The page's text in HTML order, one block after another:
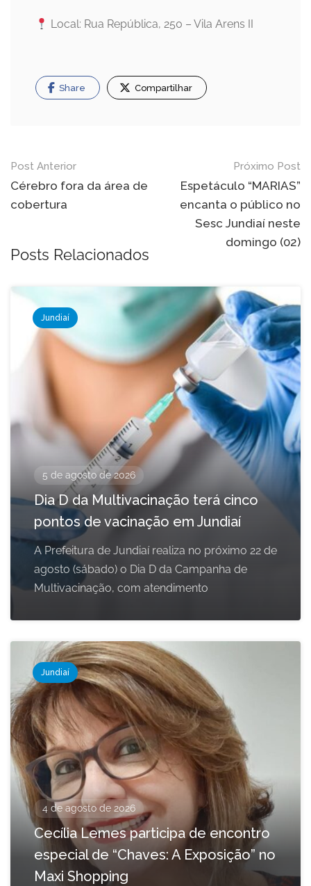
Local: Rua República, 250 – Vila Arens II
Share Compartilhar
Navegação
de
Post
Post Anterior
Cérebro fora da área de
cobertura
Próximo Post
Espetáculo “MARIAS”
encanta o público no
Sesc Jundiaí neste
domingo (02)
Posts Relacionados
Jundiaí
5 de agosto de 2026
Dia D da Multivacinação terá cinco
pontos de vacinação em Jundiaí
A Prefeitura de Jundiaí realiza no próximo 22 de
agosto (sábado) o Dia D da Campanha de
Multivacinação, com atendimento
Jundiaí
4 de agosto de 2026
Cecília Lemes participa de encontro
especial de “Chaves: A Exposição” no
Maxi Shopping